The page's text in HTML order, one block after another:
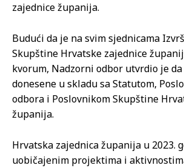
zajednice županija.
Budući da je na svim sjednicama
Skupštine Hrvatske zajednice
kvorum, Nadzorni odbor utvrdio je
donesene u skladu sa Statutom,
odbora i Poslovnikom Skupštine
županija.
Hrvatska zajednica županija u 2023.
uobičajenim projektima i